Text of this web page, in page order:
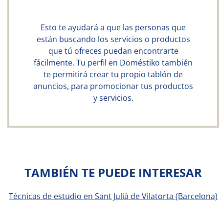
Esto te ayudará a que las personas que
están buscando los servicios o productos
que tú ofreces puedan encontrarte
fácilmente. Tu perfil en Doméstiko también
te permitirá crear tu propio tablón de
anuncios, para promocionar tus productos
y servicios.
TAMBIÉN TE PUEDE INTERESAR
Técnicas de estudio en Sant Julià de Vilatorta (Barcelona)